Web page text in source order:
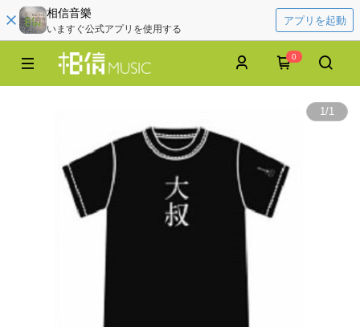
相信音樂
いますぐ公式アプリを使用する
アプリを起動
0
1/1